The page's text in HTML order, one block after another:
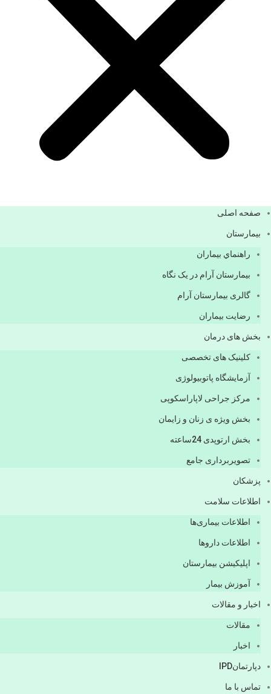
صفحه اصلی
بيمارستان
راهنماي بیماران
بیمارستان آرام در یک نگاه
گالری بیمارستان آرام
رضایت بیماران
بخش های درمان
کلینیک های تخصصی
آزمایشگاه پاتوبیولوژی
مرکز جراحی لاپاراسکوپی
بخش ویژه ی زنان و زایمان
بخش ارتوپدی 24ساعته
تصویربرداری جامع
پزشكان
اطلاعات سلامت
اطلاعات بیماری‌ها
اطلاعات دارو‌ها
اپليكيشن بيمارستان
آموزش بیمار
اخبار و مقالات
مقالات
اخبار
دپارتمانIPD
تماس با ما